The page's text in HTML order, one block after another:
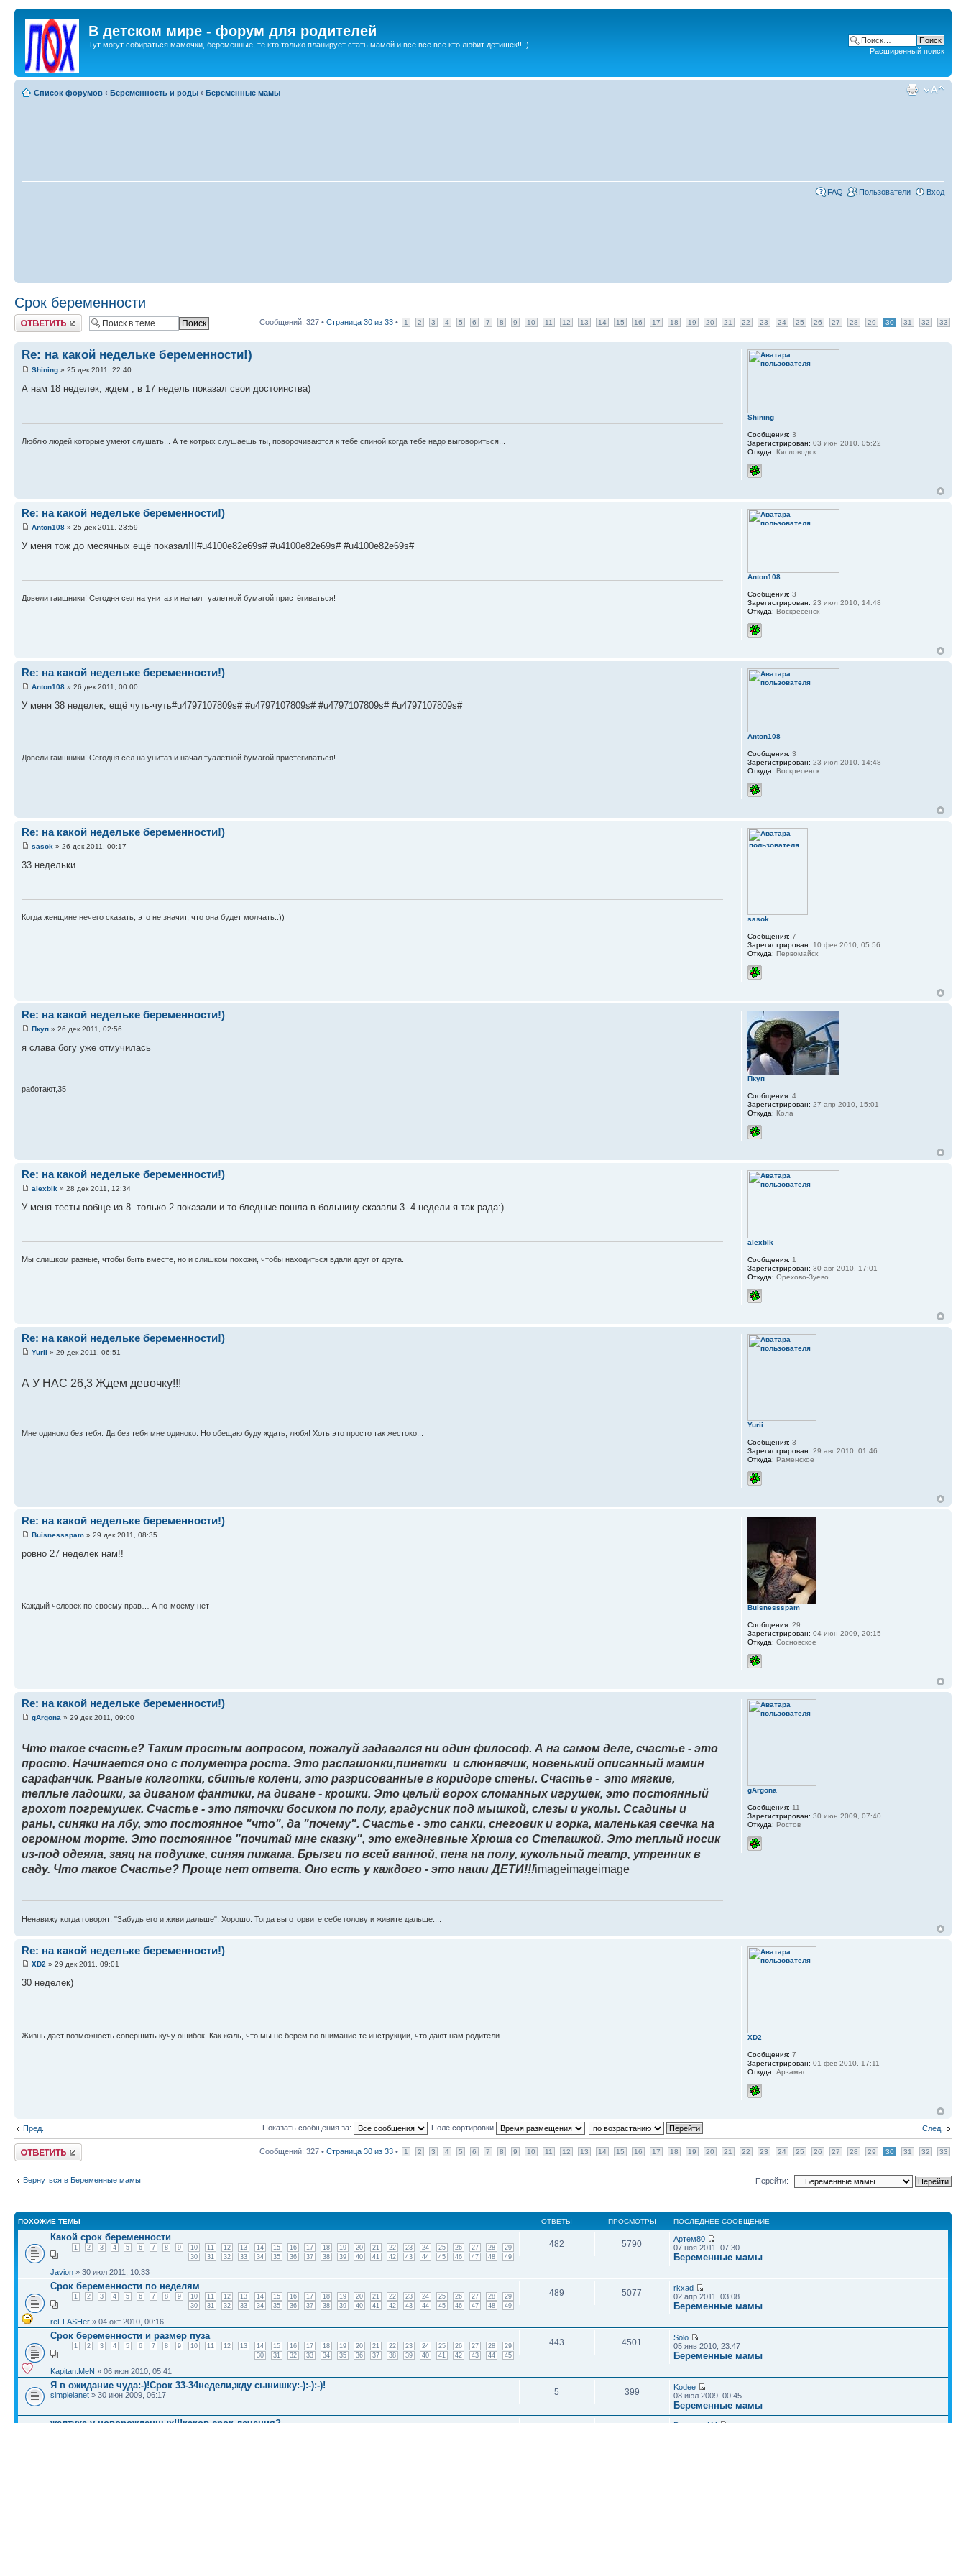
В детском мире - форум для родителей
Тут могут собираться мамочки, беременные, те кто только планирует стать мамой и все все все кто любит детишек!!!:)
Расширенный поиск
Список форумов ‹ Беременность и роды ‹ Беременные мамы
FAQ Пользователи Вход
Срок беременности
Ответить Сообщений: 327 • Страница 30 из 33 • 1 2 3 4 5 6 7 8 9 10 11 12 13 14 15 16 17 18 19 20 21 22 23 24 25 26 27 28 29 30 31 32 33
Re: на какой недельке беременности!)
Shining » 25 дек 2011, 22:40
А нам 18 неделек, ждем , в 17 недель показал свои достоинства)
Люблю людей которые умеют слушать... А те котрых слушаешь ты, поворочиваются к тебе спиной когда тебе надо выговориться...
Shining
Сообщения: 3
Зарегистрирован: 03 июн 2010, 05:22
Откуда: Кисловодск
Re: на какой недельке беременности!)
Anton108 » 25 дек 2011, 23:59
У меня тож до месячных ещё показал!!!#u4100e82e69s# #u4100e82e69s# #u4100e82e69s#
Довели гаишники! Сегодня сел на унитаз и начал туалетной бумагой пристёгиваться!
Anton108
Сообщения: 3
Зарегистрирован: 23 июл 2010, 14:48
Откуда: Воскресенск
Re: на какой недельке беременности!)
Anton108 » 26 дек 2011, 00:00
У меня 38 неделек, ещё чуть-чуть#u4797107809s# #u4797107809s# #u4797107809s# #u4797107809s#
Довели гаишники! Сегодня сел на унитаз и начал туалетной бумагой пристёгиваться!
Anton108
Сообщения: 3
Зарегистрирован: 23 июл 2010, 14:48
Откуда: Воскресенск
Re: на какой недельке беременности!)
sasok » 26 дек 2011, 00:17
33 недельки
Когда женщине нечего сказать, это не значит, что она будет молчать..)) sasok
Сообщения: 7
Зарегистрирован: 10 фев 2010, 05:56
Откуда: Первомайск
Re: на какой недельке беременности!)
Пкуп » 26 дек 2011, 02:56
я слава богу уже отмучилась
работают,35
Пкуп
Сообщения: 4
Зарегистрирован: 27 апр 2010, 15:01
Откуда: Кола
Re: на какой недельке беременности!)
alexbik » 28 дек 2011, 12:34
У меня тесты вобще из 8 только 2 показали и то бледные пошла в больницу сказали 3- 4 недели я так рада:)
Мы слишком разные, чтобы быть вместе, но и слишком похожи, чтобы находиться вдали друг от друга.
alexbik
Сообщения: 1
Зарегистрирован: 30 авг 2010, 17:01
Откуда: Орехово-Зуево
Re: на какой недельке беременности!)
Yurii » 29 дек 2011, 06:51
А У НАС 26,3 Ждем девочку!!!
Мне одиноко без тебя. Да без тебя мне одиноко. Но обещаю буду ждать, любя! Хоть это просто так жестоко...
Yurii
Сообщения: 3
Зарегистрирован: 29 авг 2010, 01:46
Откуда: Раменское
Re: на какой недельке беременности!)
Buisnessspam » 29 дек 2011, 08:35
ровно 27 неделек нам!!
Каждый человек по-своему прав… А по-моему нет Buisnessspam
Сообщения: 29
Зарегистрирован: 04 июн 2009, 20:15
Откуда: Сосновское
Re: на какой недельке беременности!)
gArgona » 29 дек 2011, 09:00
Что такое счастье? Таким простым вопросом, пожалуй задавался ни один философ. А на самом деле, счастье - это
просто. Начинается оно с полуметра роста. Это распашонки,пинетки и слюнявчик, новенький описанный мамин
сарафанчик. Рваные колготки, сбитые колени, это разрисованные в коридоре стены. Счастье - это мягкие,
теплые ладошки, за диваном фантики, на диване - крошки. Это целый ворох сломанных игрушек, это постоянный
грохот погремушек. Счастье - это пяточки босиком по полу, градусник под мышкой, слезы и уколы. Ссадины и
раны, синяки на лбу, это постоянное "что", да "почему". Счастье - это санки, снеговик и горка, маленькая свечка на
огромном торте. Это постоянное "почитай мне сказку", это ежедневные Хрюша со Степашкой. Это теплый носик
из-под одеяла, заяц на подушке, синяя пижама. Брызги по всей ванной, пена на полу, кукольный театр, утренник в
саду. Что такое Счастье? Проще нет ответа. Оно есть у каждого - это наши ДЕТИ!!!imageimageimage
Ненавижу когда говорят: "Забудь его и живи дальше". Хорошо. Тогда вы оторвите себе голову и живите дальше....
gArgona
Сообщения: 11
Зарегистрирован: 30 июн 2009, 07:40
Откуда: Ростов
Re: на какой недельке беременности!)
XD2 » 29 дек 2011, 09:01
30 неделек)
Жизнь даст возможность совершить кучу ошибок. Как жаль, что мы не берем во внимание те инструкции, что дают нам родители... XD2
Сообщения: 7
Зарегистрирован: 01 фев 2010, 17:11
Откуда: Арзамас
Пред. След.
Показать сообщения за: Поле сортировки
Ответить Сообщений: 327 • Страница 30 из 33 • 1 2 3 4 5 6 7 8 9 10 11 12 13 14 15 16 17 18 19 20 21 22 23 24 25 26 27 28 29 30 31 32 33
Вернуться в Беременные мамы Перейти:
ПОХОЖИЕ ТЕМЫ ОТВЕТЫ ПРОСМОТРЫ ПОСЛЕДНЕЕ СООБЩЕНИЕ
Какой срок беременности
1 2 3 4 5 6 7 8 9 10 11 12 13 14 15 16 17 18 19 20 21 22 23 24 25 26 27 28
29
30
31 32 33 34 35 36 37 38 39 40 41 42 43 44 45 46 47 48 49
Javion » 30 июл 2011, 10:33
482 5790
Артем80
07 ноя 2011, 07:30
Беременные мамы
Срок беременности по неделям
1 2 3 4 5 6 7 8 9 10 11 12 13 14 15 16 17 18 19 20 21 22 23 24 25 26 27 28
29
30
31 32 33 34 35 36 37 38 39 40 41 42 43 44 45 46 47 48 49
reFLASHer » 04 окт 2010, 00:16
489 5077
rkxad
02 апр 2011, 03:08
Беременные мамы
Срок беременности и размер пуза
1 2 3 4 5 6 7 8 9 10 11 12 13 14 15 16 17 18 19 20 21 22 23 24 25 26 27 28
29
30
31 32 33 34 35 36 37 38 39 40 41 42 43 44 45
Kapitan.MeN » 06 июн 2010, 05:41
443 4501
Solo
05 янв 2010, 23:47
Беременные мамы
Я в ожидание чуда:-)!Срок 33-34недели,жду сынишку:-):-):-)!
simplelanet » 30 июн 2009, 06:17 5 399
Kodee
08 июл 2009, 00:45
Беременные мамы
желтуха у новорожденных!!!каков срок лечения?
Рогожин АМ